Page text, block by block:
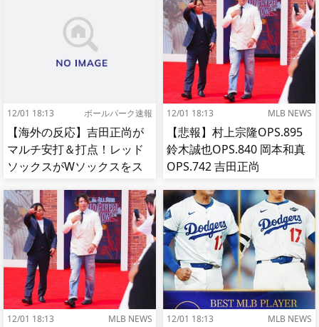
12/01 18:13 ボールパーク速報
【海外の反応】吉田正尚が
マルチ安打＆打点！レッド
ソックスがWソックスをス
12/01 18:13 MLB NEWS
【悲報】村上宗隆OPS.895
鈴木誠也OPS.840 岡本和真
OPS.742 吉田正尚
12/01 18:13 MLB NEWS 12/01 18:13 MLB NEWS